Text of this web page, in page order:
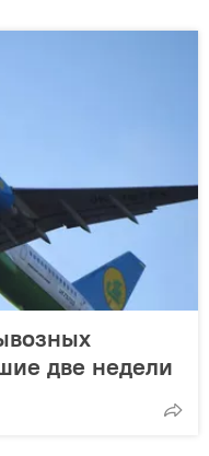
две недели